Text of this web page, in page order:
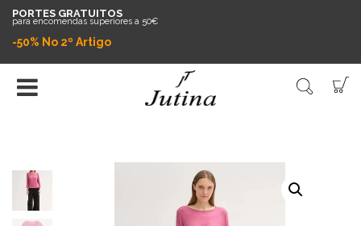
PORTES GRATUITOS
para encomendas superiores a 50€
-50% No 2º Artigo